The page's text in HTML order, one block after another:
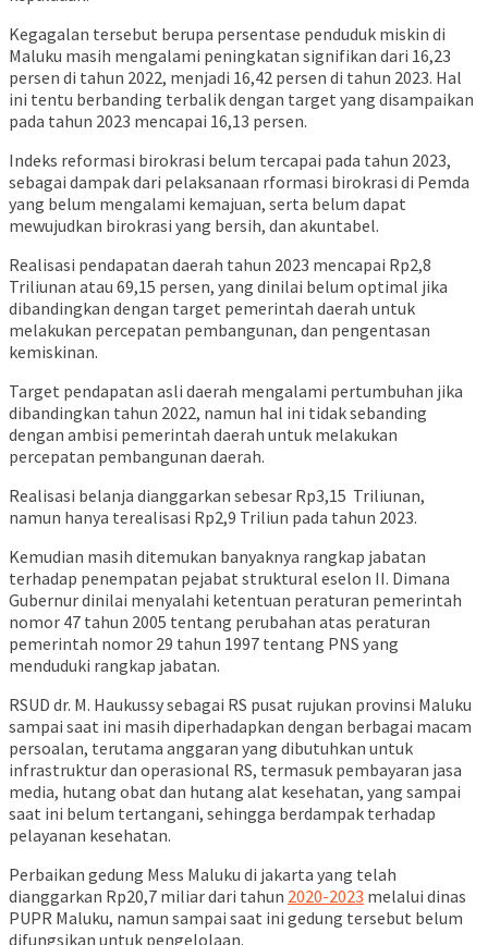
Kegagalan tersebut berupa persentase penduduk miskin di
Maluku masih mengalami peningkatan signifikan dari 16,23
persen di tahun 2022, menjadi 16,42 persen di tahun 2023. Hal
ini tentu berbanding terbalik dengan target yang disampaikan
pada tahun 2023 mencapai 16,13 persen.
Indeks reformasi birokrasi belum tercapai pada tahun 2023,
sebagai dampak dari pelaksanaan rformasi birokrasi di Pemda
yang belum mengalami kemajuan, serta belum dapat
mewujudkan birokrasi yang bersih, dan akuntabel.
Realisasi pendapatan daerah tahun 2023 mencapai Rp2,8
Triliunan atau 69,15 persen, yang dinilai belum optimal jika
dibandingkan dengan target pemerintah daerah untuk
melakukan percepatan pembangunan, dan pengentasan
kemiskinan.
Target pendapatan asli daerah mengalami pertumbuhan jika
dibandingkan tahun 2022, namun hal ini tidak sebanding
dengan ambisi pemerintah daerah untuk melakukan
percepatan pembangunan daerah.
Realisasi belanja dianggarkan sebesar Rp3,15 Triliunan,
namun hanya terealisasi Rp2,9 Triliun pada tahun 2023.
Kemudian masih ditemukan banyaknya rangkap jabatan
terhadap penempatan pejabat struktural eselon II. Dimana
Gubernur dinilai menyalahi ketentuan peraturan pemerintah
nomor 47 tahun 2005 tentang perubahan atas peraturan
pemerintah nomor 29 tahun 1997 tentang PNS yang
menduduki rangkap jabatan.
RSUD dr. M. Haukussy sebagai RS pusat rujukan provinsi Maluku
sampai saat ini masih diperhadapkan dengan berbagai macam
persoalan, terutama anggaran yang dibutuhkan untuk
infrastruktur dan operasional RS, termasuk pembayaran jasa
media, hutang obat dan hutang alat kesehatan, yang sampai
saat ini belum tertangani, sehingga berdampak terhadap
pelayanan kesehatan.
Perbaikan gedung Mess Maluku di jakarta yang telah
dianggarkan Rp20,7 miliar dari tahun 2020-2023 melalui dinas
PUPR Maluku, namun sampai saat ini gedung tersebut belum
difungsikan untuk pengelolaan.